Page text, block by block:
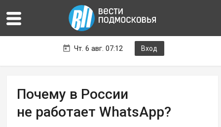
Чт. 6 авг. 07:12 Вход
Почему в России
не работает WhatsApp?